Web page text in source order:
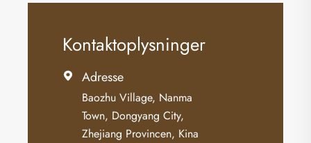
Kontaktoplysninger
 Adresse
Baozhu Village, Nanma
Town, Dongyang City,
Zhejiang Provincen, Kina